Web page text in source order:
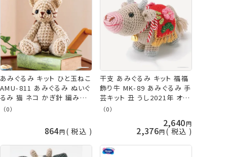
あみぐるみ キット ひと玉ねこ
AMU-811 あみぐるみ ぬいぐ
るみ 猫 ネコ かぎ針 編み物
手芸キット ハマナカボニー
（0）
864 税込
干支 あみぐるみ キット 福福
飾り牛 MK-89 あみぐるみ 手
芸キット 丑 うし2021年 オリ
ムパス olm 手芸の山久
（0）
2,640
2,376 税込